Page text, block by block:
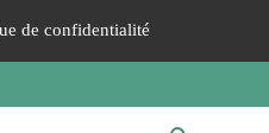
de confidentialité